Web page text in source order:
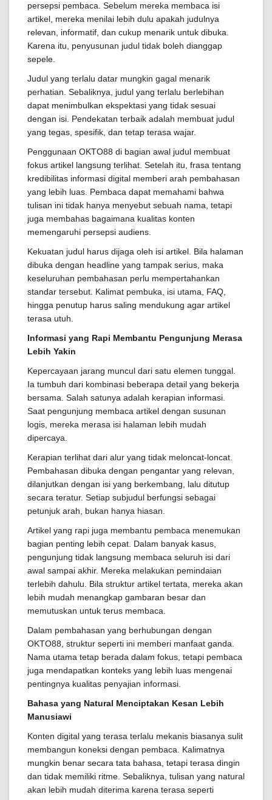
persepsi pembaca. Sebelum mereka membaca isi
artikel, mereka menilai lebih dulu apakah judulnya
relevan, informatif, dan cukup menarik untuk dibuka.
Karena itu, penyusunan judul tidak boleh dianggap
sepele.
Judul yang terlalu datar mungkin gagal menarik
perhatian. Sebaliknya, judul yang terlalu berlebihan
dapat menimbulkan ekspektasi yang tidak sesuai
dengan isi. Pendekatan terbaik adalah membuat judul
yang tegas, spesifik, dan tetap terasa wajar.
Penggunaan OKTO88 di bagian awal judul membuat
fokus artikel langsung terlihat. Setelah itu, frasa tentang
kredibilitas informasi digital memberi arah pembahasan
yang lebih luas. Pembaca dapat memahami bahwa
tulisan ini tidak hanya menyebut sebuah nama, tetapi
juga membahas bagaimana kualitas konten
memengaruhi persepsi audiens.
Kekuatan judul harus dijaga oleh isi artikel. Bila halaman
dibuka dengan headline yang tampak serius, maka
keseluruhan pembahasan perlu mempertahankan
standar tersebut. Kalimat pembuka, isi utama, FAQ,
hingga penutup harus saling mendukung agar artikel
terasa utuh.
Informasi yang Rapi Membantu Pengunjung Merasa
Lebih Yakin
Kepercayaan jarang muncul dari satu elemen tunggal.
Ia tumbuh dari kombinasi beberapa detail yang bekerja
bersama. Salah satunya adalah kerapian informasi.
Saat pengunjung membaca artikel dengan susunan
logis, mereka merasa isi halaman lebih mudah
dipercaya.
Kerapian terlihat dari alur yang tidak meloncat-loncat.
Pembahasan dibuka dengan pengantar yang relevan,
dilanjutkan dengan isi yang berkembang, lalu ditutup
secara teratur. Setiap subjudul berfungsi sebagai
petunjuk arah, bukan hanya hiasan.
Artikel yang rapi juga membantu pembaca menemukan
bagian penting lebih cepat. Dalam banyak kasus,
pengunjung tidak langsung membaca seluruh isi dari
awal sampai akhir. Mereka melakukan pemindaian
terlebih dahulu. Bila struktur artikel tertata, mereka akan
lebih mudah menangkap gambaran besar dan
memutuskan untuk terus membaca.
Dalam pembahasan yang berhubungan dengan
OKTO88, struktur seperti ini memberi manfaat ganda.
Nama utama tetap berada dalam fokus, tetapi pembaca
juga mendapatkan konteks yang lebih luas mengenai
pentingnya kualitas penyajian informasi.
Bahasa yang Natural Menciptakan Kesan Lebih
Manusiawi
Konten digital yang terasa terlalu mekanis biasanya sulit
membangun koneksi dengan pembaca. Kalimatnya
mungkin benar secara tata bahasa, tetapi terasa dingin
dan tidak memiliki ritme. Sebaliknya, tulisan yang natural
akan lebih mudah diterima karena terasa seperti